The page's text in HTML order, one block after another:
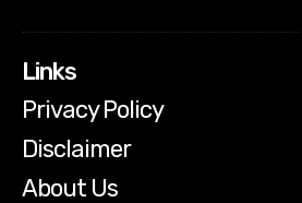
Links
Privacy Policy
Disclaimer
About Us